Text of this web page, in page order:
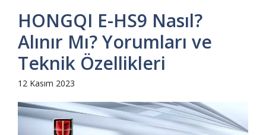
HONGQI E-HS9 Nasıl?
Alınır Mı? Yorumları ve
Teknik Özellikleri
12 Kasım 2023